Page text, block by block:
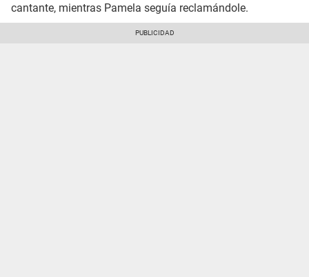
cantante, mientras Pamela seguía reclamándole.